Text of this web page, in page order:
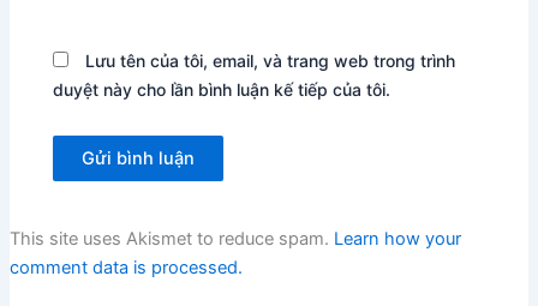
Lưu tên của tôi, email, và trang web trong trình
duyệt này cho lần bình luận kế tiếp của tôi.
This site uses Akismet to reduce spam. Learn how your
comment data is processed.